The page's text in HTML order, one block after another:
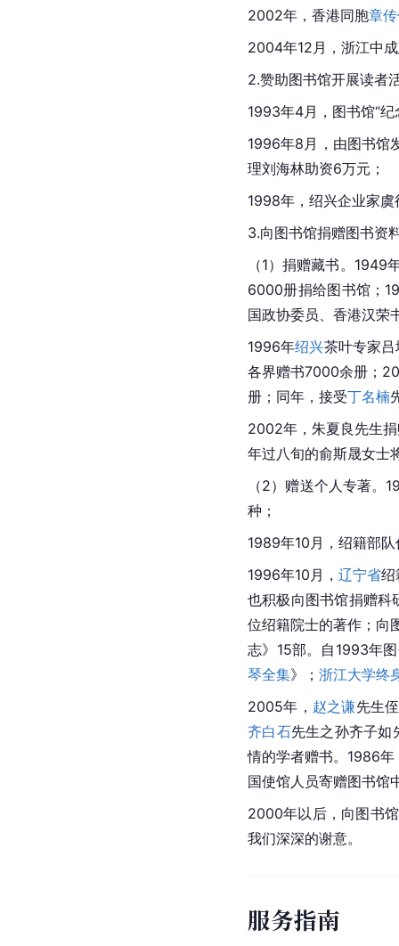
2002年，香港同胞章
2004年12月，浙江中
2.赞助图书馆开展读者
1993年4月，图书馆“
1996年8月，由图书馆
理刘海林助资6万元；
1998年， 绍兴企业家虞
3.向图书馆捐赠图书资
（1）捐赠藏书。1949
6000册捐给图书馆；
国政协委员、香港汉荣
1996年绍兴茶叶专家
各界赠书7000余册；
册；同年，接受丁名楠
2002年，朱夏良先生
年过八旬的俞斯晟女士
（2）赠送个人专著。
种；
1989年10月，绍籍部队
1996年10月， 辽宁省绍
也积极向图书馆捐赠科
位绍籍院士的著作；向
志》15部。自1993年
琴全集》； 浙江大学终
2005年， 赵之谦先生
齐白石先生之孙齐子如
情的学者赠书。1986年
国使馆人员寄赠图书馆
2000年以后，向图书
我们深深的谢意。
服务指南